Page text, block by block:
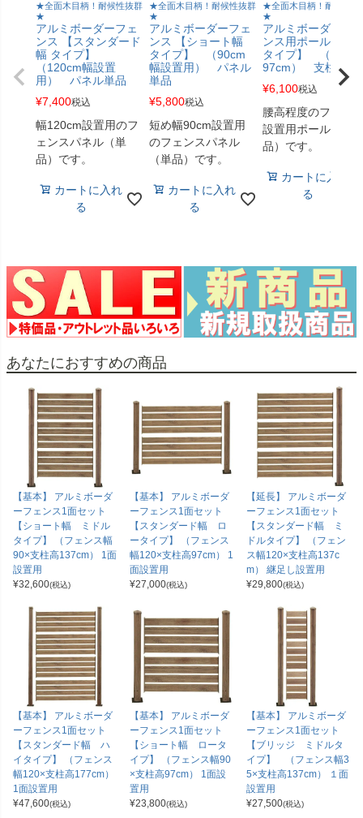
★全面木目柄！耐候性抜群
★
アルミボーダーフェ
ンス 【スタンダード
幅 タイプ】
（120cm幅設置
用） パネル単品
¥7,400税込
幅120cm設置用のフ
ェンスパネル（単
品）です。
カートに入れ
る
★全面木目柄！耐候性抜群
★
アルミボーダーフェ
ンス 【ショート幅
タイプ】 （90cm
幅設置用） パネル
単品
¥5,800税込
短め幅90cm設置用
のフェンスパネル
（単品）です。
カートに入れ
る
★全面木目柄！耐候性抜
★
アルミボーダーフ
ンス用ポール 【ロ
タイプ】 （高さ
97cm） 支柱単品
¥6,100税込
腰高程度のフェン
設置用ポール（単
品）です。
カートに入れ
る
あなたにおすすめの商品
【基本】 アルミボーダ
ーフェンス1面セット
【ショート幅 ミドル
タイプ】 （フェンス幅
90×支柱高137cm） 1面
設置用
¥32,600(税込)
【基本】 アルミボーダ
ーフェンス1面セット
【スタンダード幅 ロ
ータイプ】 （フェンス
幅120×支柱高97cm） 1
面設置用
¥27,000(税込)
【延長】 アルミボーダ
ーフェンス1面セット
【スタンダード幅 ミ
ドルタイプ】 （フェン
ス幅120×支柱高137c
m） 継足し設置用
¥29,800(税込)
【基本】 アルミボーダ
ーフェンス1面セット
【スタンダード幅 ハ
イタイプ】 （フェンス
幅120×支柱高177cm）
1面設置用
¥47,600(税込)
【基本】 アルミボーダ
ーフェンス1面セット
【ショート幅 ロータ
イプ】 （フェンス幅90
×支柱高97cm） 1面設
置用
¥23,800(税込)
【基本】 アルミボーダ
ーフェンス1面セット
【ブリッジ ミドルタ
イプ】 （フェンス幅3
5×支柱高137cm） １面
設置用
¥27,500(税込)